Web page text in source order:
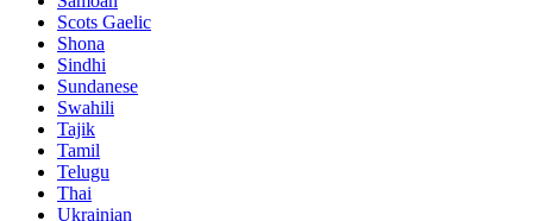
Scots Gaelic
Shona
Sindhi
Sundanese
Swahili
Tajik
Tamil
Telugu
Thai
Ukrainian